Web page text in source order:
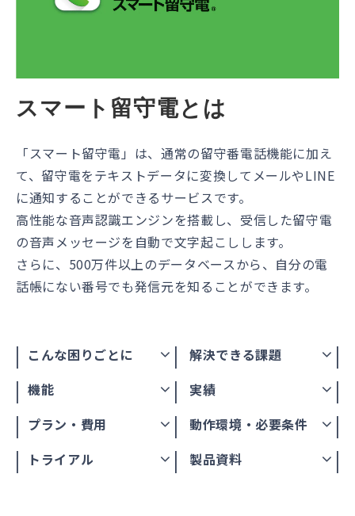
スマート留守電とは
「スマート留守電」は、通常の留守番電話機能に加え
て、留守電をテキストデータに変換してメールやLINE
に通知することができるサービスです。
高性能な音声認識エンジンを搭載し、受信した留守電
の音声メッセージを自動で文字起こしします。
さらに、500万件以上のデータベースから、自分の電
話帳にない番号でも発信元を知ることができます。
こんな困りごとに
解決できる課題
機能
実績
プラン・費用
動作環境・必要条件
トライアル
製品資料